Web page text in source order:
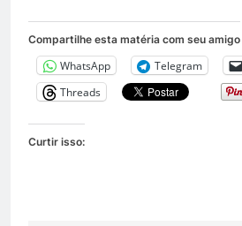
Compartilhe esta matéria com seu amigo
WhatsApp Telegram
Threads
Curtir isso: